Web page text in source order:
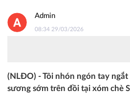
Admin
08:34 29/03/2026
(NLĐO) - Tôi nhón ngón tay
sương sớm trên đồi tại xóm chè